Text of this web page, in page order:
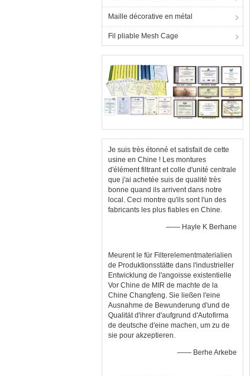
Maille décorative en métal
Fil pliable Mesh Cage
Je suis très étonné et satisfait de cette
usine en Chine ! Les montures
d'élément filtrant et colle d'unité centrale
que j'ai achetée suis de qualité très
bonne quand ils arrivent dans notre
local. Ceci montre qu'ils sont l'un des
fabricants les plus fiables en Chine.
—— Hayle K Berhane
Meurent le für Filterelementmaterialien
de Produktionsstätte dans l'industrieller
Entwicklung de l'angoisse existentielle
Vor Chine de MIR de machte de la
Chine Changfeng. Sie ließen l'eine
Ausnahme de Bewunderung d'und de
Qualität d'ihrer d'aufgrund d'Autofirma
de deutsche d'eine machen, um zu de
sie pour akzeptieren.
—— Berhe Arkebe